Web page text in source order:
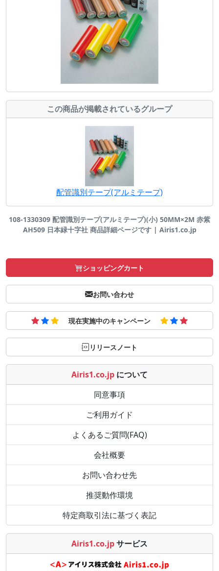
この商品が掲載されているグループ
配管識別テープ(アルミテープ)
108-1330309 配管識別テープ(アルミテープ)(小) 50MM×2M 赤紫
AH509 日本緑十字社 商品詳細ページです | Airis1.co.jp
ショッピングカート
お問い合わせ
現在実施中のキャンペーン
リリースノート
Airis1.co.jp について
同意事項
ご利用ガイド
よくあるご質問(FAQ)
会社概要
お問い合わせ先
推奨動作環境
特定商取引法に基づく表記
Airis1.co.jpサービス